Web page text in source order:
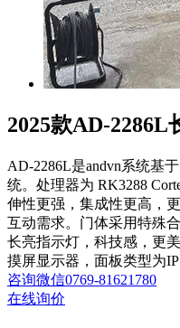
2025款AD-2286L
AD-2286L是andvn系统基
统。处理器为 RK3288
伸性更强，集成性更高，
互动需求。门体采用特殊
长亮指示灯，科技感，更
摸屏显示器，面板类型为
咨询微信0769-81621780
在线询价